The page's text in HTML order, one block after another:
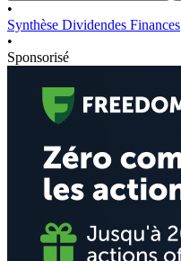
•
Synthèse Dividendes Finances
•
Sponsorisé